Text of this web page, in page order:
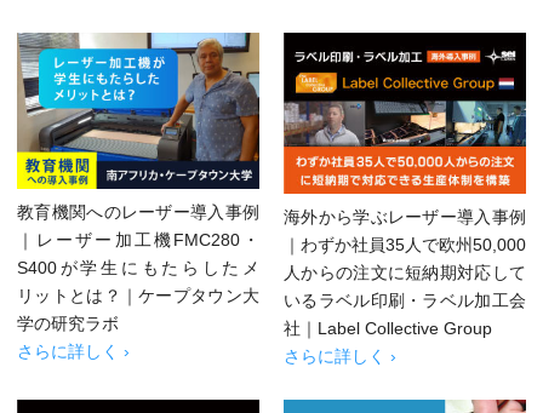
教育機関へのレーザー導入事例
｜レーザー加工機FMC280・
S400が学生にもたらしたメ
リットとは？｜ケープタウン大
学の研究ラボ
さらに詳しく ›
海外から学ぶレーザー導入事例
｜わずか社員35人で欧州50,000
人からの注文に短納期対応して
いるラベル印刷・ラベル加工会
社｜Label Collective Group
さらに詳しく ›